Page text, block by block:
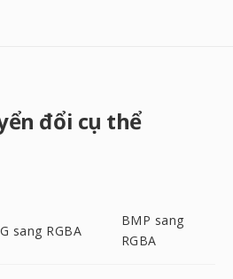
đổi cụ thể
sang RGBA
BMP sang
RGBA